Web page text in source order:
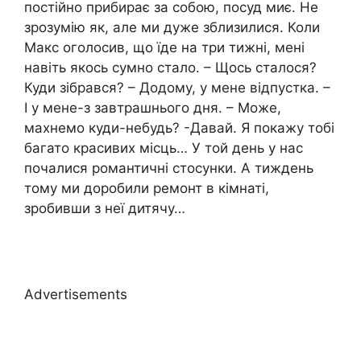
постійно прибирає за собою, посуд миє. Не
зрозумію як, але ми дуже зблизилися. Коли
Макс оголосив, що їде на три тижні, мені
навіть якось сумно стало. – Щось сталося?
Куди зібрався? – Додому, у мене відпустка. –
І у мене-з завтрашнього дня. – Може,
махнемо куди-небудь? -Давай. Я покажу тобі
багато красивих місць… У той день у нас
почалися романтичні стосунки. А тиждень
тому ми доробили ремонт в кімнаті,
зробивши з неї дитячу…
Advertisements